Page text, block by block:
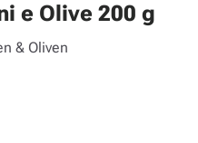
e Olive 200 g
& Oliven